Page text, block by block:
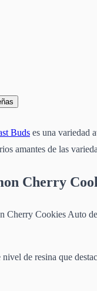
Buds es una variedad
amantes de las
Cherry
Cherry Cookies Auto
de resina que